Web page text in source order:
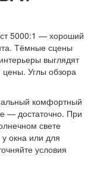
5000:1 — хороший
Тёмные сцены
выглядят
Углы обзора
комфортный
— достаточно. При
свете
окна или для
условия